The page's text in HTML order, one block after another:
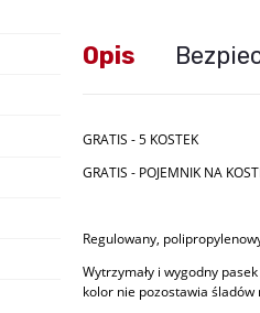
Opis
GRATIS - 5 KOSTEK
GRATIS - POJEMNIK NA
Regulowany,
Wytrzymały i wygodny
kolor nie pozostawia śladów